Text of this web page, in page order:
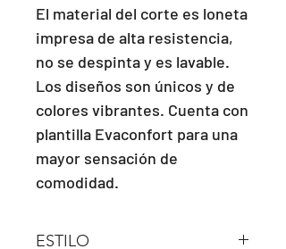
El material del corte es loneta
impresa de alta resistencia,
no se despinta y es lavable.
Los diseños son únicos y de
colores vibrantes. Cuenta con
plantilla Evaconfort para una
mayor sensación de
comodidad.
ESTILO